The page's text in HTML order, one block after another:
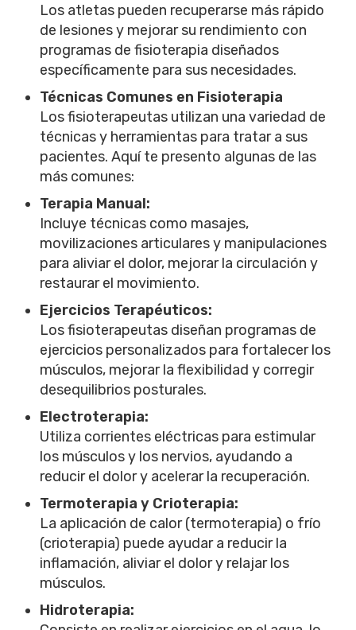
Los atletas pueden recuperarse más rápido
de lesiones y mejorar su rendimiento con
programas de fisioterapia diseñados
específicamente para sus necesidades.
Técnicas Comunes en Fisioterapia
Los fisioterapeutas utilizan una variedad de
técnicas y herramientas para tratar a sus
pacientes. Aquí te presento algunas de las
más comunes:
Terapia Manual:
Incluye técnicas como masajes,
movilizaciones articulares y manipulaciones
para aliviar el dolor, mejorar la circulación y
restaurar el movimiento.
Ejercicios Terapéuticos:
Los fisioterapeutas diseñan programas de
ejercicios personalizados para fortalecer los
músculos, mejorar la flexibilidad y corregir
desequilibrios posturales.
Electroterapia:
Utiliza corrientes eléctricas para estimular
los músculos y los nervios, ayudando a
reducir el dolor y acelerar la recuperación.
Termoterapia y Crioterapia:
La aplicación de calor (termoterapia) o frío
(crioterapia) puede ayudar a reducir la
inflamación, aliviar el dolor y relajar los
músculos.
Hidroterapia: